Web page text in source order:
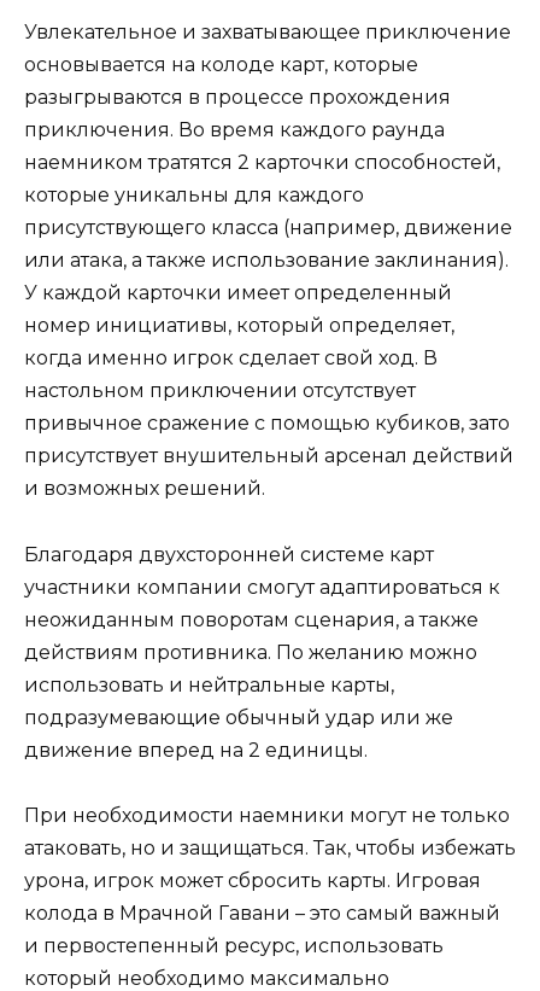
Увлекательное и захватывающее приключение
основывается на колоде карт, которые
разыгрываются в процессе прохождения
приключения. Во время каждого раунда
наемником тратятся 2 карточки способностей,
которые уникальны для каждого
присутствующего класса (например, движение
или атака, а также использование заклинания).
У каждой карточки имеет определенный
номер инициативы, который определяет,
когда именно игрок сделает свой ход. В
настольном приключении отсутствует
привычное сражение с помощью кубиков, зато
присутствует внушительный арсенал действий
и возможных решений.
Благодаря двухсторонней системе карт
участники компании смогут адаптироваться к
неожиданным поворотам сценария, а также
действиям противника. По желанию можно
использовать и нейтральные карты,
подразумевающие обычный удар или же
движение вперед на 2 единицы.
При необходимости наемники могут не только
атаковать, но и защищаться. Так, чтобы избежать
урона, игрок может сбросить карты. Игровая
колода в Мрачной Гавани – это самый важный
и первостепенный ресурс, использовать
который необходимо максимально